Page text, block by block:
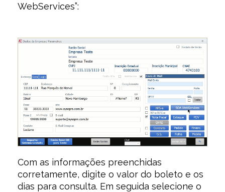
WebServices”:
Com as informações preenchidas
corretamente, digite o valor do boleto e os
dias para consulta. Em seguida selecione o